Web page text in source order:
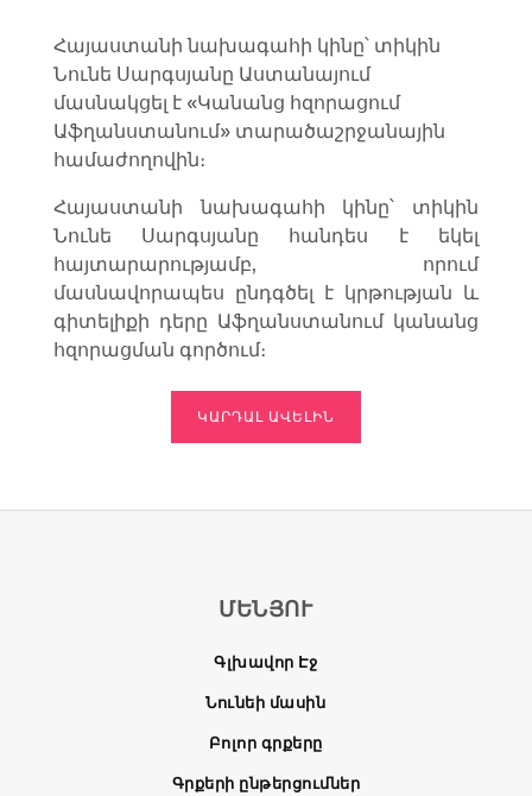
Հայաստանի նախագահի կինը՝ տիկին
Նունե Սարգսյանը Աստանայում
մասնակցել է «Կանանց հզորացում
Աֆղանստանում» տարածաշրջանային
համաժողովին։
Հայաստանի նախագահի կինը՝ տիկին
Նունե Սարգսյանը հանդես է եկել
հայտարարությամբ, որում
մասնավորապես ընդգծել է կրթության և
գիտելիքի դերը Աֆղանստանում կանանց
հզորացման գործում։
ԿԱՐԴԱԼ ԱՎԵԼԻՆ
ՄԵՆՅՈՒ
Գլխավոր Էջ
Նունեի մասին
Բոլոր գրքերը
Գրքերի ընթերցումներ